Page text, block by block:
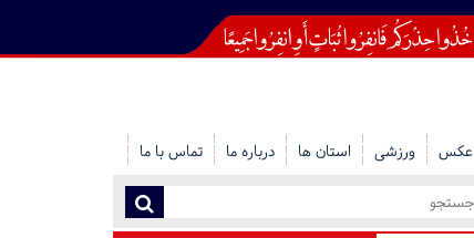
عکس ورزشی استان ها درباره ما تماس با ما